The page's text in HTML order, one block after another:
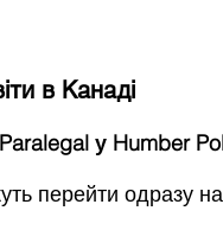
в Канаді
у Humber
перейти одразу